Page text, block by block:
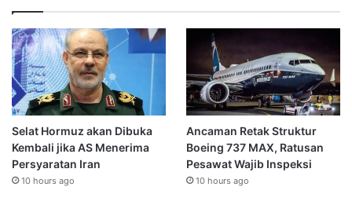
Selat Hormuz akan Dibuka
Kembali jika AS Menerima
Persyaratan Iran
10 hours ago
Ancaman Retak Struktur
Boeing 737 MAX, Ratusan
Pesawat Wajib Inspeksi
10 hours ago